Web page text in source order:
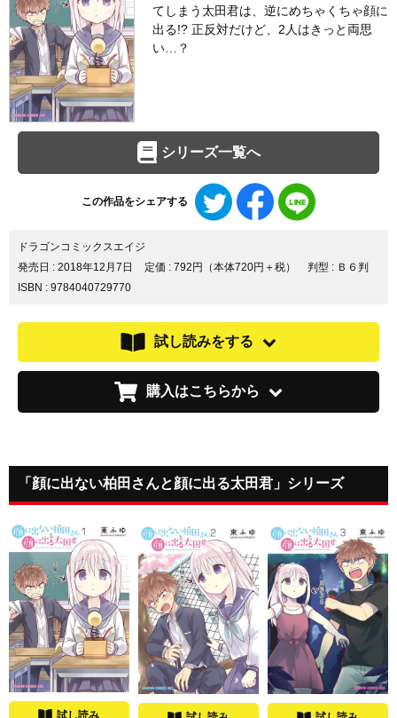
てしまう太田君は、逆にめちゃくちゃ顔に
出る!? 正反対だけど、2人はきっと両思
い…？
シリーズ一覧へ
この作品をシェアする
Twitter
で
ア
Facebook
で
ア
で
ア
ドラゴンコミックスエイジ
発売日 : 2018年12月7日 定価 : 792円（本体720円＋税）
判型 : Ｂ６判
ISBN : 9784040729770
試し読みをする
購入はこちらから
「顔に出ない柏田さんと顔に出る太田君」シリーズ
試し読み